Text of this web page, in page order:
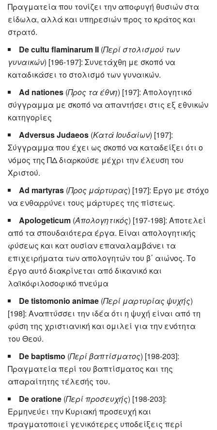
Πραγματεία που τονίζει την αποφυγή θυσιών στα
είδωλα, αλλά και υπηρεσιών προς το κράτος και
στρατό.
De cultu flaminarum II (Περί στολισμού των
γυναικών) [196-197]: Συνετάχθη με σκοπό να
καταδικάσει το στολισμό των γυναικών.
Ad nationes (Προς τα έθνη) [197]: Απολογητικό
σύγγραμμα με σκοπό να απαντήσει στις εξ εθνικών
κατηγορίες
Adversus Judaeos (Κατά Ιουδαίων) [197]:
Σύγγραμμα που έχει ως σκοπό να καταδείξει ότι ο
νόμος της ΠΔ διαρκούσε μέχρι την έλευση του
Χριστού.
Ad martyras (Προς μάρτυρας) [197]: Έργο με στόχο
να ενθαρρύνει τους μάρτυρες της πίστεως.
Apologeticum (Απολογητικός) [197-198]: Αποτελεί
από τα σπουδαιότερα έργα. Είναι απολογητικής
φύσεως και κατ ουσίαν επαναλαμβάνει τα
επιχειρήματα των απολογητών του β΄ αιώνος. Το
έργο αυτό διακρίνεται από δικανικό και
λαϊκόφιλοσοφικό πνεύμα
De tistomonio animae (Περί μαρτυρίας ψυχής)
[198]: Αναπτύσσει την ιδέα ότι η ψυχή είναι από τη
φύση της χριστιανική και ομιλεί για την ενότητα
του Θεού.
De baptismo (Περί βαπτίσματος) [198-203]:
Πραγματεία περί του βαπτίσματος και της
απαραίτητης τέλεσής του.
De oratione (Περί προσευχής) [198-203]:
Ερμηνεύει την Κυριακή προσευχή και
πραγματοποιεί γενικότερες υποδείξεις περί